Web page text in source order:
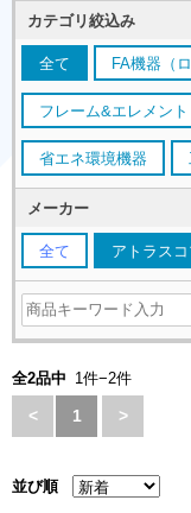
カテゴリ絞込み
全て FA機器（
フレーム&エレメント
省エネ環境機器
メーカー
全て アトラス
全2品中 1件−2件
< 1 >
並び順